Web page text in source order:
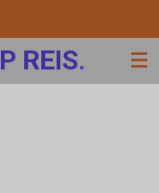
REIS.